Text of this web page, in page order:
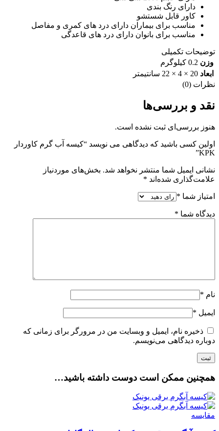
دارای رنگ بندی
کاور قابل شستشو
مناسب برای بیماران دارای درد های کمری و مفاصل
مناسب برای بانوان دارای درد های قاعدگی
توضیحات تکمیلی
وزن 0.2 کیلوگرم
ابعاد 20 × 4 × 22 سانتیمتر
نظرات (0)
نقد و بررسی‌ها
هنوز بررسی‌ای ثبت نشده است.
اولین کسی باشید که دیدگاهی می نویسد “کیسه آب گرم کاوردار
KPK”
نشانی ایمیل شما منتشر نخواهد شد. بخش‌های موردنیاز
علامت‌گذاری شده‌اند *
امتیاز شما *
دیدگاه شما *
نام *
ایمیل *
ذخیره نام، ایمیل و وبسایت من در مرورگر برای زمانی که
دوباره دیدگاهی می‌نویسم.
همچنین ممکن است دوست داشته باشید…
مقایسه